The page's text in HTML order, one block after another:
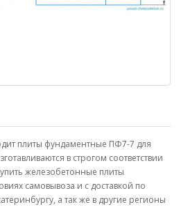
плиты фундаментные ПФ7-7 для
в строгом соответствии
железобетонные плиты
самовывоза и с доставкой по
а так же в другие регионы